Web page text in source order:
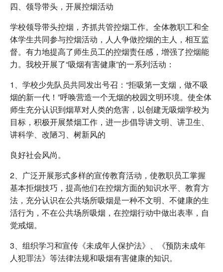
四、领导带头，开展控烟活动
学校领导带头控烟，齐抓共管控烟工作。全体教职工和全
体学生共同参与控烟活动，人人争做控烟的主人，相互监
督。有力地提高了师生员工的控烟责任感，增强了控烟能
力。我校开展了“吸烟有害健康”的一系列活动：
1、学校少先队员共同发出号召：“拒吸第一支烟，做不吸
烟的新一代！”呼唤营造一个无烟的校园文明环境。使全体
师生充分认识到烟草对人类的危害，以创建无吸烟学校为
目标，积极开展禁烟工作，进一步倡导讲文明、讲卫生、
讲科学、改陋习、树新风的
良好社会风尚。
2、广泛开展形式多样的宣传教育活动，使教职员工掌握
基本拒烟技巧，提高他们在控烟方面的知识水平、教育方
法，充分认识在公共场所吸烟是一种不文明、不健康的生
活行为，不在公共场所吸烟，在控烟行动中做出表率，自
觉戒烟。
3、组织学习和宣传《未成年人保护法》、《预防未成年
人犯罪法》等法律法规和吸烟有害健康的知识。